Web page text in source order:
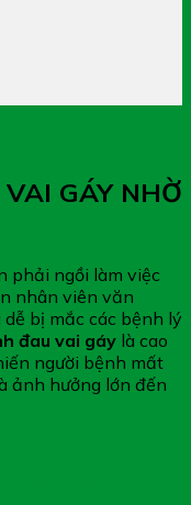
GÁY NHỜ
phải ngồi làm việc
nhân viên văn
bị mắc các bệnh lý
đau vai gáy là cao
người bệnh mất
ảnh hưởng lớn đến